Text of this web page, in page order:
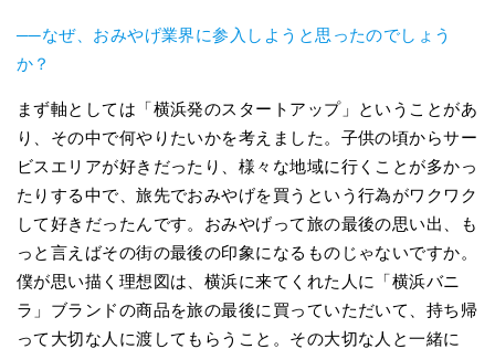
──なぜ、おみやげ業界に参入しようと思ったのでしょう
か？
まず軸としては「横浜発のスタートアップ」ということがあ
り、その中で何やりたいかを考えました。子供の頃からサー
ビスエリアが好きだったり、様々な地域に行くことが多かっ
たりする中で、旅先でおみやげを買うという行為がワクワク
して好きだったんです。おみやげって旅の最後の思い出、も
っと言えばその街の最後の印象になるものじゃないですか。
僕が思い描く理想図は、横浜に来てくれた人に「横浜バニ
ラ」ブランドの商品を旅の最後に買っていただいて、持ち帰
って大切な人に渡してもらうこと。その大切な人と一緒に